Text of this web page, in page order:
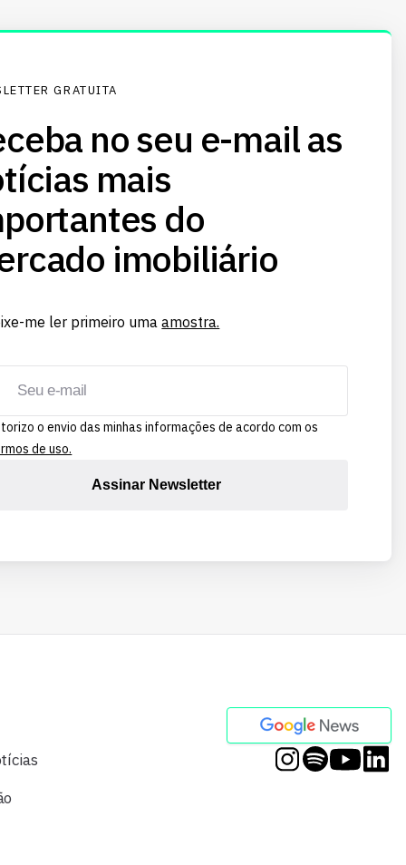
GRATUITA
no seu e-mail as
mais
do
imobiliário
me ler primeiro umaamostra.
o envio das minhas informações de acordo com os
de uso.
Assinar Newsletter